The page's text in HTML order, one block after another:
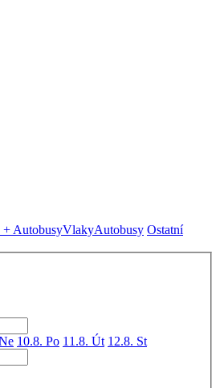
AutobusyVlakyAutobusy Ostatní
10.8. Po 11.8. Út 12.8. St